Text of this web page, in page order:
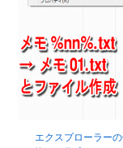
エクスプローラー